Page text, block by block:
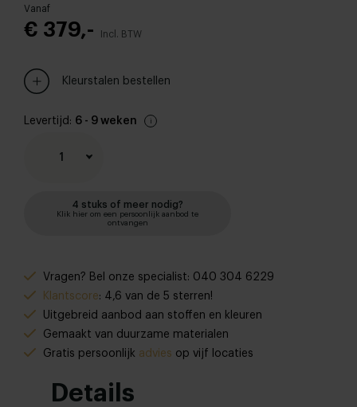
Vanaf
€ 379,- Incl. BTW
Kleurstalen bestellen
Levertijd: 6 - 9 weken
1
4 stuks of meer nodig?
Klik hier om een persoonlijk aanbod te
ontvangen
Vragen? Bel onze specialist: 040 304 6229
Klantscore: 4,6 van de 5 sterren!
Uitgebreid aanbod aan stoffen en kleuren
Gemaakt van duurzame materialen
Gratis persoonlijk advies op vijf locaties
Details